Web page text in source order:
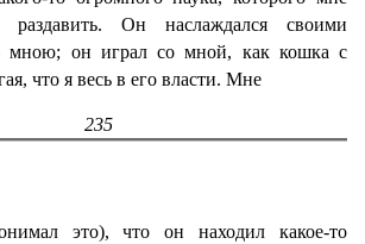
раздавить. Он наслаждался своими
мною; он играл со мной, как кошка с
что я весь в его власти. Мне
235
это), что он находил какое-то